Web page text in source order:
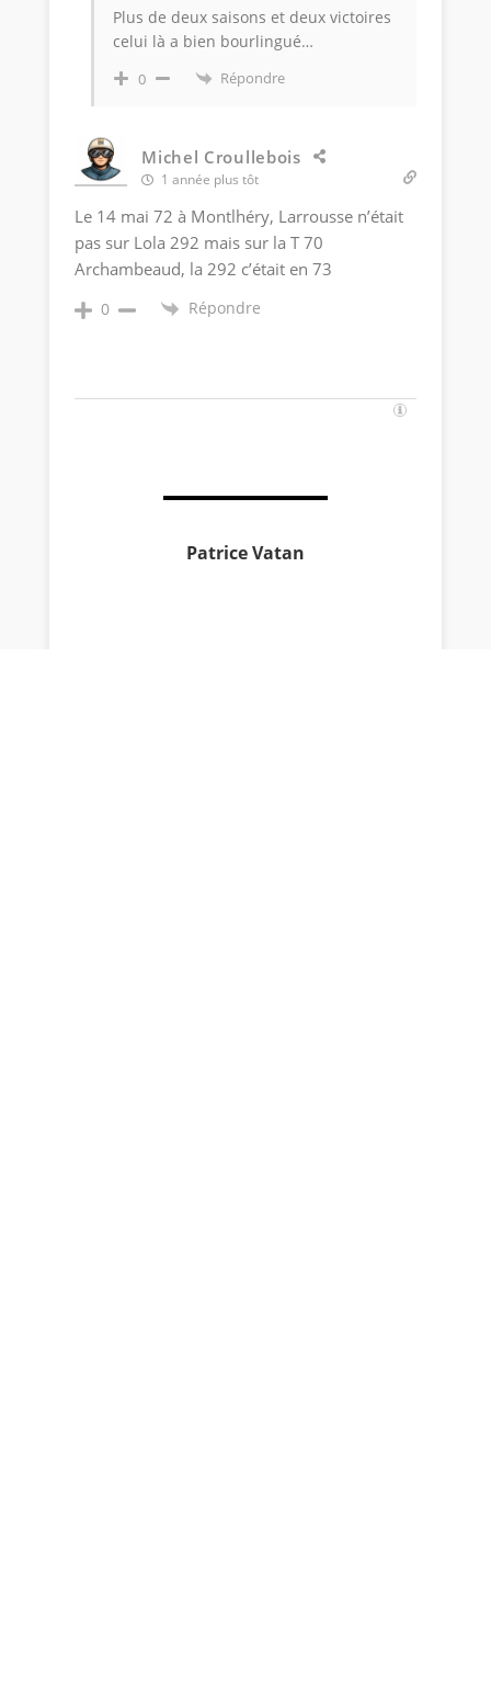
Plus de deux saisons et deux victoires
celui là a bien bourlingué…
0 Répondre
Michel Croullebois
1 année plus tôt
Le 14 mai 72 à Montlhéry, Larrousse n’était
pas sur Lola 292 mais sur la T 70
Archambeaud, la 292 c’était en 73
0 Répondre
Patrice Vatan